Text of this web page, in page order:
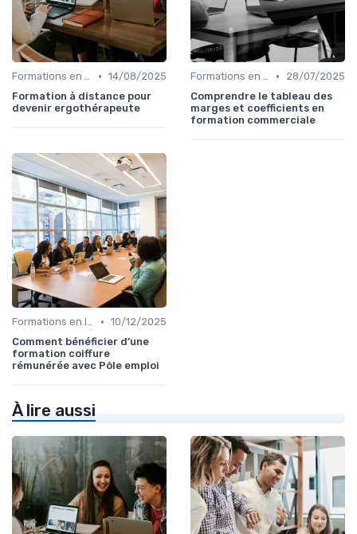
Formations en ligne • 14/08/2025
Formation à distance pour
devenir ergothérapeute
Formations en ligne •
28/07/2025
Comprendre le tableau des
marges et coefficients en
formation commerciale
Formations en ligne • 10/12/2025
Comment bénéficier d’une
formation coiffure
rémunérée avec Pôle emploi
À lire aussi